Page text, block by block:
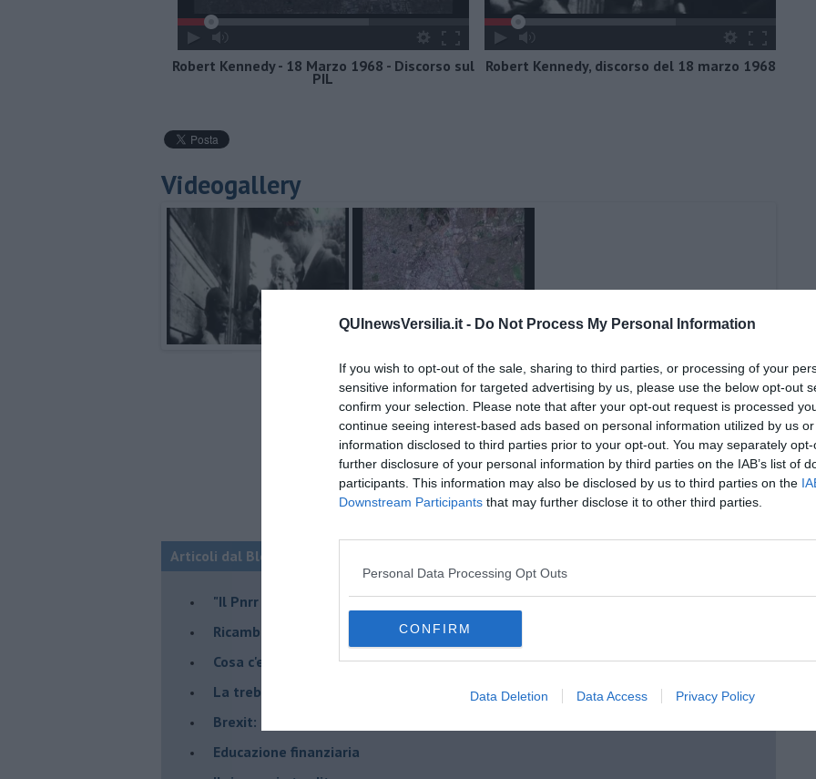
QUInewsVersilia.it - Do Not Process My Personal Information
If you wish to opt-out of the sale, sharing to third parties, or processing of your
sensitive information for targeted advertising by us, please use the below opt-out
confirm your selection. Please note that after your opt-out request is processed
continue seeing interest-based ads based on personal information utilized by us
information disclosed to third parties prior to your opt-out. You may separately
further disclosure of your personal information by third parties on the IAB’s list of
participants. This information may also be disclosed by us to third parties on the
Downstream Participants that may further disclose it to other third parties.
Personal Data Processing Opt Outs
CONFIRM
Data Deletion Data Access Privacy Policy
Robert Kennedy - 18 Marzo 1968 - Discorso sul
PIL
Robert Kennedy, discorso del 18 marzo 1968
Videogallery
Articoli dal Blog “Economia e territorio, da globale a locale” di Daniele Salvadori
"Il Pnrr può essere il nostro Piano Marshall"
Ricambio generazionale
Cosa c'entra la "Ferrari" ?
La trebbiatrice
Brexit: chi rischia di più?
Educazione finanziaria